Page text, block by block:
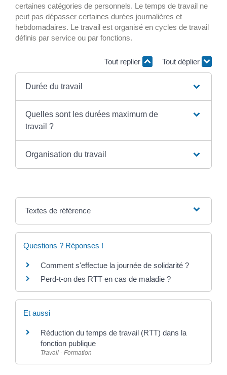
certaines catégories de personnels. Le temps de travail ne
peut pas dépasser certaines durées journalières et
hebdomadaires. Le travail est organisé en cycles de travail
définis par service ou par fonctions.
Tout replier Tout déplier
Durée du travail
Quelles sont les durées maximum de
travail ?
Organisation du travail
Textes de référence
Questions ? Réponses !
Comment s'effectue la journée de solidarité ?
Perd-t-on des RTT en cas de maladie ?
Et aussi
Réduction du temps de travail (RTT) dans la
fonction publique
Travail - Formation